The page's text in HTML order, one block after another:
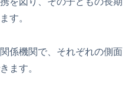
す。
係機関で、それぞれの側面
ます。